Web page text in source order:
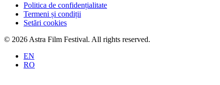
Politica de confidențialitate
Termeni și condiții
Setări cookies
© 2026 Astra Film Festival. All rights reserved.
EN
RO